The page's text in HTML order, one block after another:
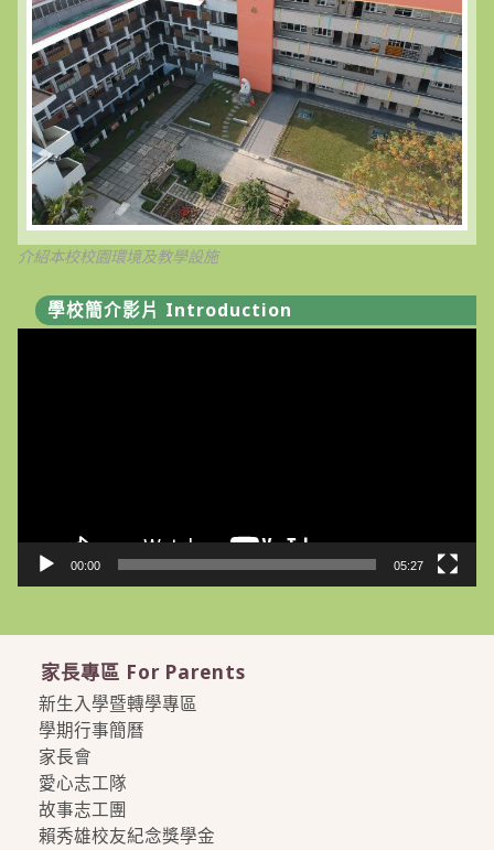
獨
立〉
中
介紹本校校園環境及教學設施
學校簡介影片 Introduction
00:00 05:27
家長專區 For Parents
新生入學暨轉學專區
學期行事簡曆
家長會
愛心志工隊
故事志工團
賴秀雄校友紀念獎學金